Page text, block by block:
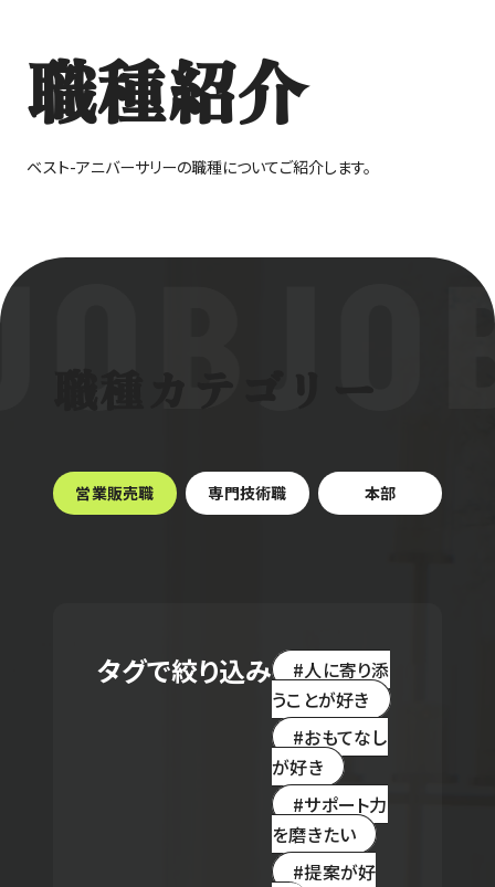
職種紹介
ベスト-アニバーサリーの職種についてご紹介します。
営業販売職 専門技術職 本部
タグで絞り込み
人に寄り添
うことが好き
おもてなし
が好き
サポート力
を磨きたい
提案が好